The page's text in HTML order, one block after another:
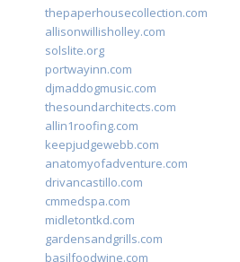
thepaperhousecollection.com
allisonwillisholley.com
solslite.org
portwayinn.com
djmaddogmusic.com
thesoundarchitects.com
allin1roofing.com
keepjudgewebb.com
anatomyofadventure.com
drivancastillo.com
cmmedspa.com
midletontkd.com
gardensandgrills.com
basilfoodwine.com